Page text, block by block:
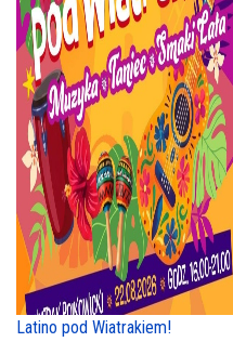
Latino pod Wiatrakiem!